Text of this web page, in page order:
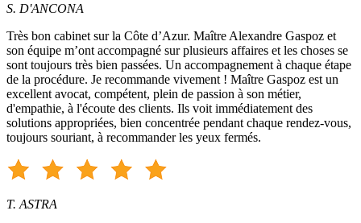
S. D'ANCONA
Très bon cabinet sur la Côte d’Azur. Maître Alexandre Gaspoz et
son équipe m’ont accompagné sur plusieurs affaires et les choses se
sont toujours très bien passées. Un accompagnement à chaque étape
de la procédure. Je recommande vivement ! Maître Gaspoz est un
excellent avocat, compétent, plein de passion à son métier,
d'empathie, à l'écoute des clients. Ils voit immédiatement des
solutions appropriées, bien concentrée pendant chaque rendez-vous,
toujours souriant, à recommander les yeux fermés.
T. ASTRA